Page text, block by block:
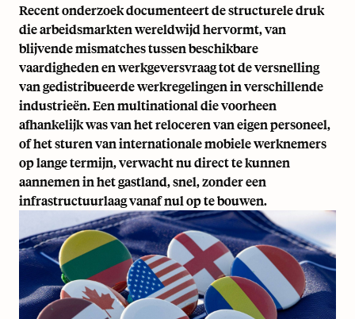
Recent onderzoekdocumenteert de structurele druk
die arbeidsmarkten wereldwijd hervormt, van
blijvende mismatches tussen beschikbare
vaardigheden en werkgeversvraag tot de versnelling
van gedistribueerde werkregelingen in verschillende
industrieën. Een multinational die voorheen
afhankelijk was van het reloceren van eigen personeel,
of het sturen van internationale mobiele werknemers
op lange termijn, verwacht nu direct te kunnen
aannemen in het gastland, snel, zonder een
infrastructuurlaag vanaf nul op te bouwen.